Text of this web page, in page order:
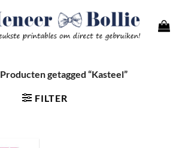
Producten getagged “Kasteel”
FILTER